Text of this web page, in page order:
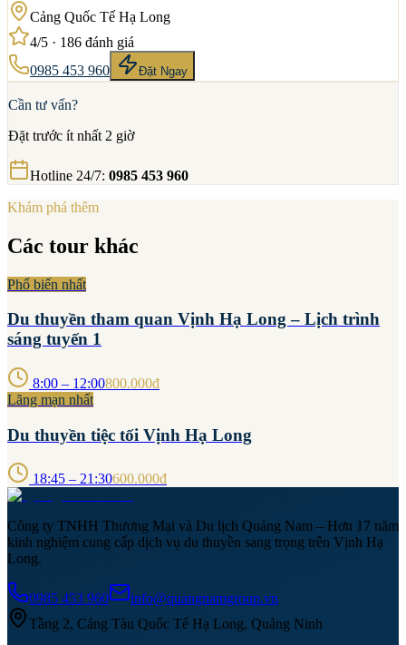
Cảng Quốc Tế Hạ Long
4/5 · 186 đánh giá
0985 453 960
Đặt Ngay
Cần tư vấn?
Đặt trước ít nhất 2 giờ
Hotline 24/7: 0985 453 960
Khám phá thêm
Các tour khác
Phổ biến nhất
Du thuyền tham quan Vịnh Hạ Long – Lịch trình
sáng tuyến 1
8:00 – 12:00800.000đ
Lãng mạn nhất
Du thuyền tiệc tối Vịnh Hạ Long
18:45 – 21:30600.000đ
Công ty TNHH Thương Mại và Du lịch Quảng Nam – Hơn 17 năm
kinh nghiệm cung cấp dịch vụ du thuyền sang trọng trên Vịnh Hạ
Long.
0985 453 960
info@quangnamgroup.vn
Tầng 2, Cảng Tàu Quốc Tế Hạ Long, Quảng Ninh